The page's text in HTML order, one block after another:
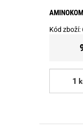
Kód zboží: